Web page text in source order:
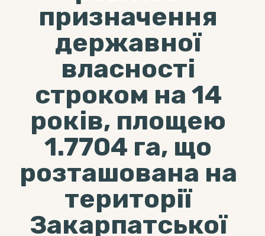
призначення
державної
власності
строком на 14
років, площею
1.7704 га, що
розташована на
території
Закарпатської